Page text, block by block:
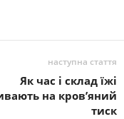
наступна стаття
Як час і склад їжі
на кров’яний
тиск